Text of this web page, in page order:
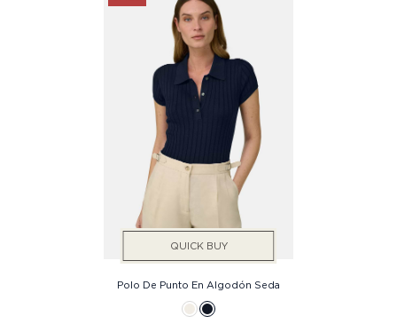
QUICK BUY
Polo De Punto En Algodón Seda